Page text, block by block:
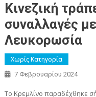
Κινεζική
συναλλαγές
Λευκορωσία
Χωρίς Κατηγορία
7 Φεβρουαρίου 2024
Το Κρεμλίνο παραδέχθηκε